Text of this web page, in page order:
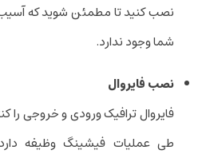
نصب کنید تا مطمئن شوید که
شما وجود ندارد.
نصب فایروال
فایروال ترافیک ورودی و خروجی را
طی عملیات فیشینگ وظیفه